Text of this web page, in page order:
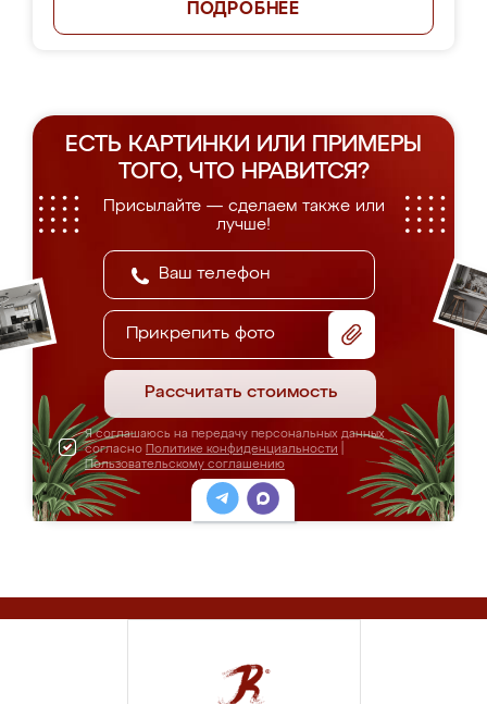
ПОДРОБНЕЕ
ЕСТЬ КАРТИНКИ ИЛИ ПРИМЕРЫ
ТОГО, ЧТО НРАВИТСЯ?
Присылайте — сделаем также или
лучше!
Прикрепить фото
Рассчитать стоимость
Я соглашаюсь на передачу персональных данных
согласно Политике конфиденциальности
Пользовательскому соглашению